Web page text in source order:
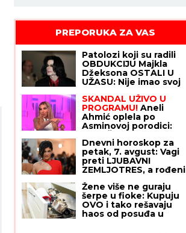
PREPORUKA ZA VAS
Patolozi koji su radili
OBDUKCIJU Majkla
Džeksona OSTALI U
UŽASU: Nije imao svoj
raspadalo, a evo šta su
mu pronašli u želucu
SKANDAL UŽIVO U
PROGRAMU! Aneli
Ahmić oplela po
Asminovoj porodici:
MONSTRUMI!" Mustafa
odmah uzvratio NIKAD
JEZIVIJOM OPTUŽBOM!
Dnevni horoskop za
petak, 7. avgust: Vagi
preti LJUBAVNI
ZEMLJOTRES, a rođeni
rizikuju na poslu
Žene više ne guraju
šerpe u fioke: Kupuju
OVO i tako rešavaju
haos od posuđa u